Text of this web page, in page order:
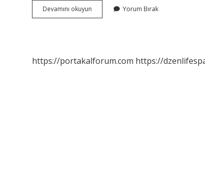
Devamını okuyun
Gözü
Yorum Bırak
https://portakalforum.com https://